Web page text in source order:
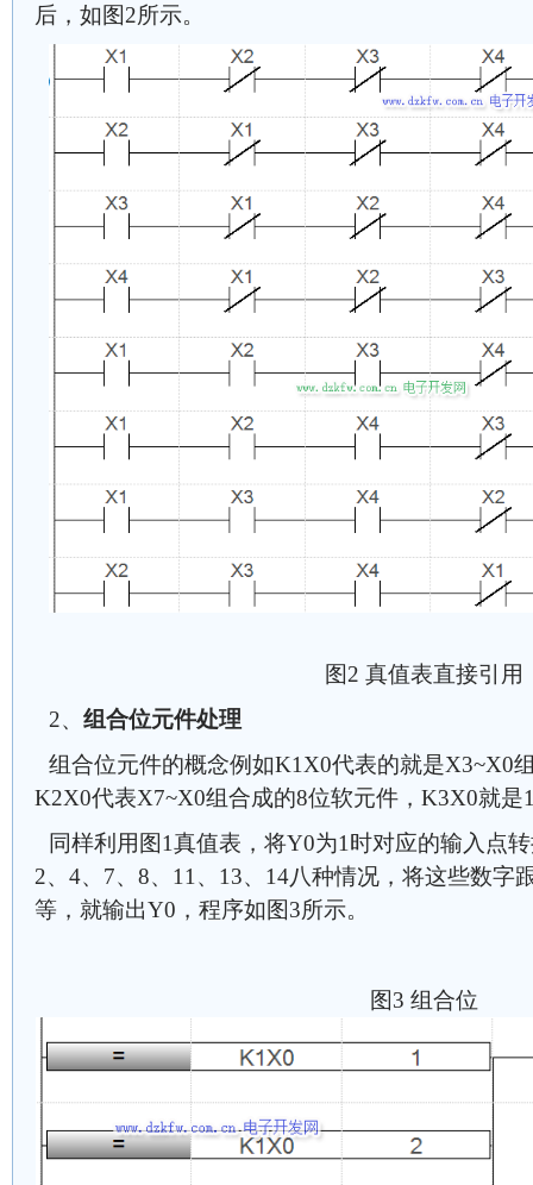
后，如图2所示。
图2 真值表直接引用
2、 组合位元件处理
组合位元件的概念例如K1X0代表的就是X3~X0
K2X0代表X7~X0组合成的8位软元件，K3X0就是
同样利用图1真值表，将Y0为1时对应的输入点
2、4、7、8、11、13、14八种情况，将这些数字
等，就输出Y0，程序如图3所示。
图3 组合位